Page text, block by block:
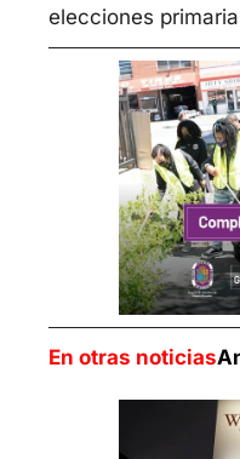
elecciones
En otras noticias